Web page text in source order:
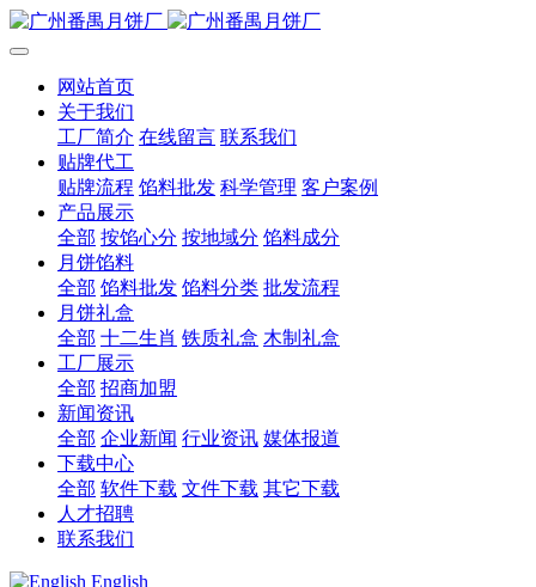
网站首页
关于我们
工厂简介 在线留言 联系我们
贴牌代工
贴牌流程 馅料批发 科学管理 客户案例
产品展示
全部 按馅心分 按地域分 馅料成分
月饼馅料
全部 馅料批发 馅料分类 批发流程
月饼礼盒
全部 十二生肖 铁质礼盒 木制礼盒
工厂展示
全部 招商加盟
新闻资讯
全部 企业新闻 行业资讯 媒体报道
下载中心
全部 软件下载 文件下载 其它下载
人才招聘
联系我们
English